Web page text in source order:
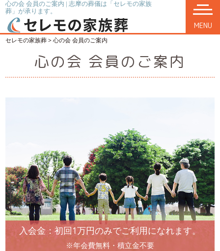
心の会 会員のご案内 | 志摩の葬儀は「セレモの家族
葬」が承ります。
MENU
セレモの家族葬>心の会 会員のご案内
心の会 会員のご案内
入会金：初回1万円のみでご利用になれます。
※年会費無料・積立金不要